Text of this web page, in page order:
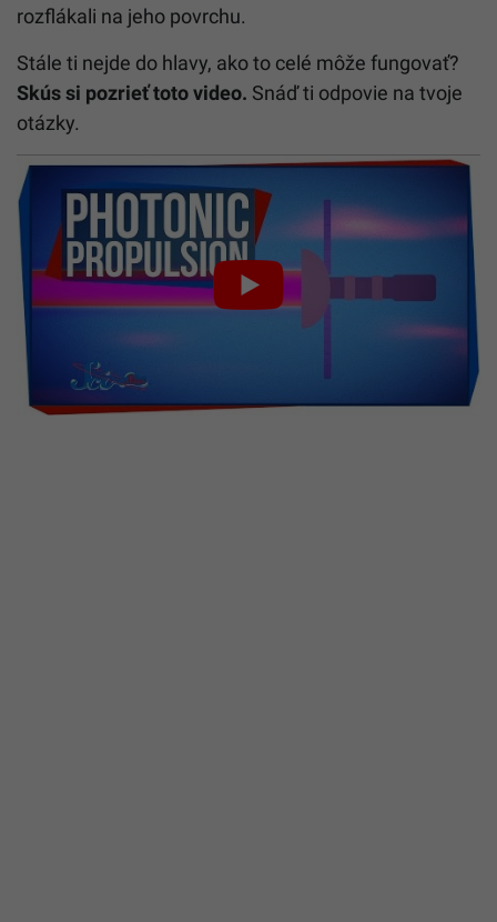
rozflákali na jeho povrchu.
Stále ti nejde do hlavy, ako to celé môže fungovať?
Skús si pozrieť toto video. Snáď ti odpovie na tvoje
otázky.